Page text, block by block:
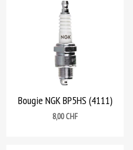
Bougie NGK BP5HS (4111)
Prix
8,00 CHF